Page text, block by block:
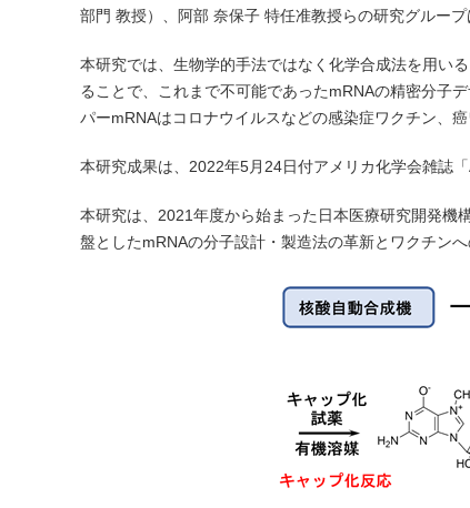
部門 教授）、阿部 奈保子 特任准教授らの研究グルー
本研究では、生物学的手法ではなく化学合成法を用い
ることで、これまで不可能であったmRNAの精密分子
パーmRNAはコロナウイルスなどの感染症ワクチン、
本研究成果は、2022年5月24日付アメリカ化学会雑誌
本研究は、2021年度から始まった日本医療研究開発機
盤としたmRNAの分子設計・製造法の革新とワクチン